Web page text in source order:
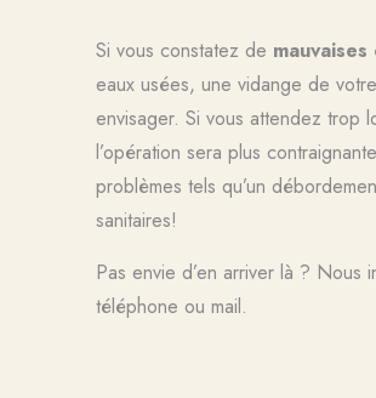
Si vous constatez de
eaux usées, une vidange de
envisager. Si vous attendez trop
l’opération sera plus
problèmes tels qu’un
sanitaires!
Pas envie d’en arriver là ? Nous
téléphone ou mail.